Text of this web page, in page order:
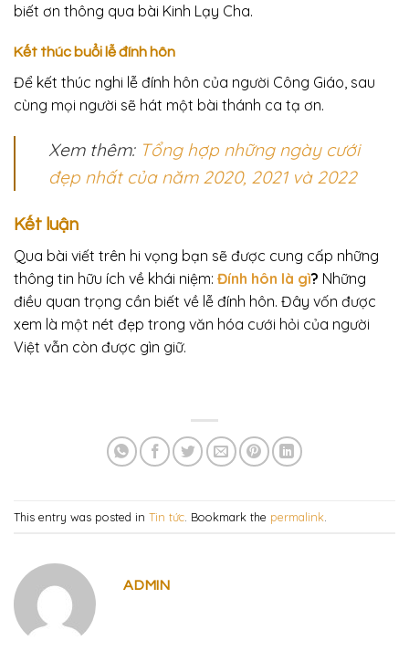
biết ơn thông qua bài Kinh Lạy Cha.
Kết thúc buổi lễ đính hôn
Để kết thúc nghi lễ đính hôn của người Công Giáo, sau
cùng mọi người sẽ hát một bài thánh ca tạ ơn.
Xem thêm: Tổng hợp những ngày cưới
đẹp nhất của năm 2020, 2021 và 2022
Kết luận
Qua bài viết trên hi vọng bạn sẽ được cung cấp những
thông tin hữu ích về khái niệm: Đính hôn là gì? Những
điều quan trọng cần biết về lễ đính hôn. Đây vốn được
xem là một nét đẹp trong văn hóa cưới hỏi của người
Việt vẫn còn được gìn giữ.
This entry was posted in Tin tức . Bookmark the permalink
ADMIN